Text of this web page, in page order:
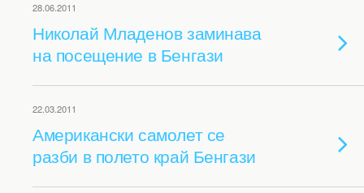
28.06.2011
Николай Младенов заминава
на посещение в Бенгази
22.03.2011
Американски самолет се
разби в полето край Бенгази